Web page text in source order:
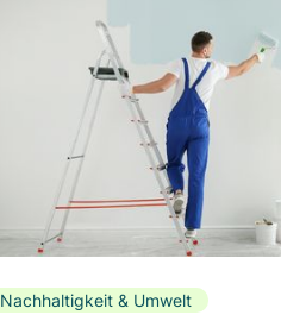
Nachhaltigkeit & Umwelt